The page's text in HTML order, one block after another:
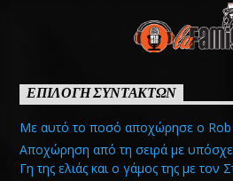
ΕΠΙΛΟΓΗ ΣΥΝΤΑΚΤΩΝ
Με αυτό το ποσό αποχώρησε ο
Αποχώρηση από τη σειρά με
Γη της ελιάς και ο γάμος της με τον